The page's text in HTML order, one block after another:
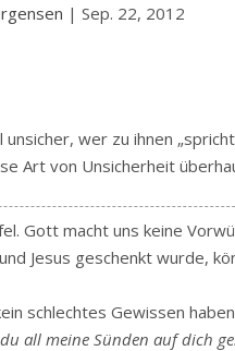
|Sep. 22, 2012
unsicher, wer zu ihnen
Art von Unsicherheit
Gott macht uns keine
Jesus geschenkt wurde,
schlechtes Gewissen
all meine Sünden auf dich